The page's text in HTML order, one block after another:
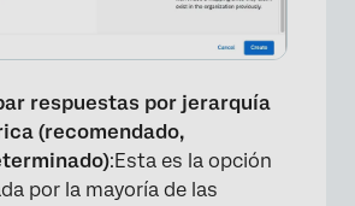
respuestas por jerarquía
(recomendado,
:Esta es la opción
por la mayoría de las